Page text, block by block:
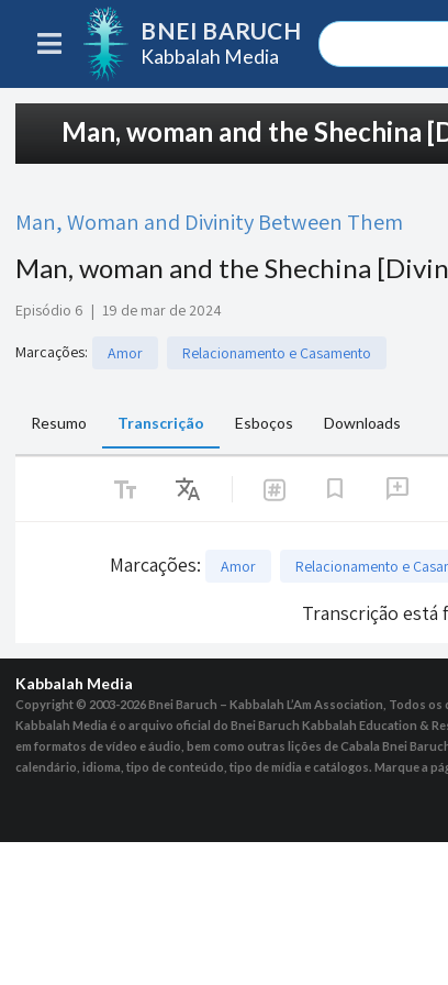
BNEI BARUCH
Kabbalah Media
Man, woman and the Shechina
Man, Woman and Divinity Between Them
Man, woman and the Shechina
Episódio 6 | 19 de mar de 2024
Marcações: Amor Relacionamento e Casamento
Resumo Transcrição Esboços Downloads
text_fields Translate bookmark add_comment
Marcações: Amor Relacionamento e
Transcrição está
Kabbalah Media
Copyright © 2003-2026Bnei Baruch – Kabbalah L’Am Association, Todos
Kabbalah Media é o arquivo oficial do Bnei Baruch Kabbalah Education &
em formatos de vídeo e áudio, bem como outras lições de Cabala Bnei
calendário, idioma, tipo de conteúdo, tipo de mídia e catálogos. Marque a